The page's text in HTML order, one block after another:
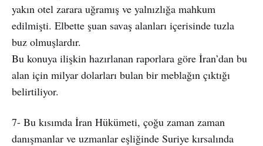
yakın otel zarara uğramış ve yalnızlığa mahkum
edilmişti. Elbette şuan savaş alanları içerisinde tuzla
buz olmuşlardır.
Bu konuya ilişkin hazırlanan raporlara göre İran’dan bu
alan için milyar dolarları bulan bir meblağın çıktığı
belirtiliyor.
7- Bu kısımda İran Hükümeti, çoğu zaman zaman
danışmanlar ve uzmanlar eşliğinde Suriye kırsalında